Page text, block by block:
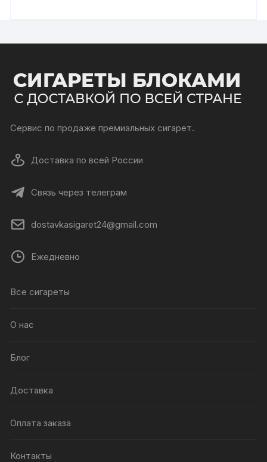
Сервис по продаже премиальных сигарет.
Доставка по всей России
Связь через телеграм
dostavkasigaret24@gmail.com
Ежедневно
Все сигареты
О нас
Блог
Доставка
Оплата заказа
Контакты